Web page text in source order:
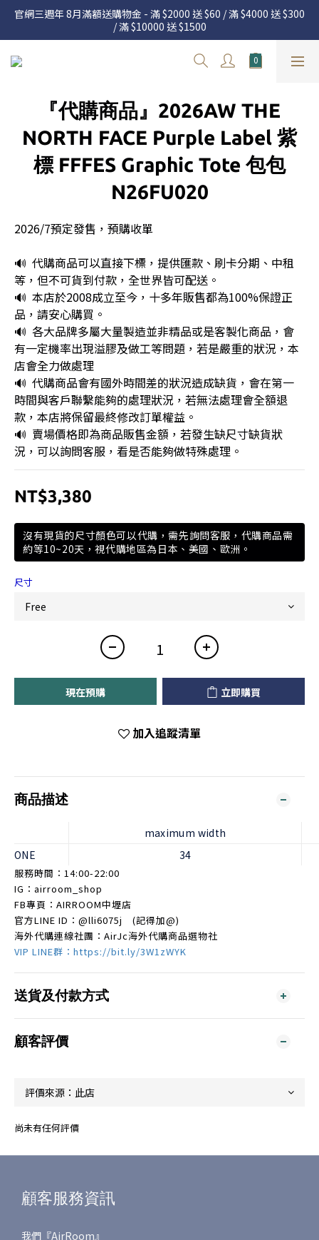
官網三週年 8月滿額送購物金 - 滿 $2000 送 $60 / 滿 $4000 送 $300
/ 滿 $10000 送 $1500
官網三週年 8月滿額送購物金 - 滿 $2000 送 $60 / 滿 $4000 送 $300
/ 滿 $10000 送 $1500
7.22 – 8.13 日本連線中，絕對讓你買到爆
度請詳閱公告
官網三週年 8月滿額送購物金 - 滿 $2000 送 $60 / 滿 $4000 送 $300
/ 滿 $10000 送 $1500
『代購商品』2026AW THE
NORTH FACE Purple Label 紫
標 FFFES Graphic Tote 包包
N26FU020
2026/7預定發售，預購收單
🔊  代購商品可以直接下標，提供匯款、刷卡分期、中租
等，但不可貨到付款，全世界皆可配送。
🔊  本店於2008成立至今，十多年販售都為100%保證正
品，請安心購買。
🔊  各大品牌多屬大量製造並非精品或是客製化商品，會
有一定機率出現溢膠及做工等問題，若是嚴重的狀況，本
店會全力做處理
🔊  代購商品會有國外時間差的狀況造成缺貨，會在第一
時間與客戶聯繫能夠的處理狀況，若無法處理會全額退
款，本店將保留最終修改訂單權益。
🔊  賣場價格即為商品販售金額，若發生缺尺寸缺貨狀
況，可以詢問客服，看是否能夠做特殊處理。
NT$3,380
沒有現貨的尺寸顏色可以代購，需先詢問客服，代購商品需
約等10~20天，視代購地區為日本、美國、歐洲。
尺寸
現在預購 立即購買
加入追蹤清單
商品描述
maximum width
ONE
34
服務時間：14:00-22:00
IG：airroom_shop
FB專頁：AIRROOM中壢店
官方LINE ID： @lli6075j (記得加@)
海外代購連線社團：AirJc海外代購商品選物社
VIP LINE群：https://bit.ly/3W1zWYK
送貨及付款方式
顧客評價
尚未有任何評價
顧客服務資訊
我們『AirRoom』